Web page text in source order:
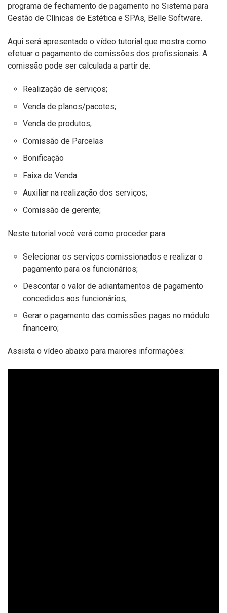
programa de fechamento de pagamento no Sistema para
Gestão de Clínicas de Estética e SPAs, Belle Software.
Aqui será apresentado o vídeo tutorial que mostra como
efetuar o pagamento de comissões dos profissionais. A
comissão pode ser calculada a partir de:
Realização de serviços;
Venda de planos/pacotes;
Venda de produtos;
Comissão de Parcelas
Bonificação
Faixa de Venda
Auxiliar na realização dos serviços;
Comissão de gerente;
Neste tutorial você verá como proceder para:
Selecionar os serviços comissionados e realizar o
pagamento para os funcionários;
Descontar o valor de adiantamentos de pagamento
concedidos aos funcionários;
Gerar o pagamento das comissões pagas no módulo
financeiro;
Assista o vídeo abaixo para maiores informações: